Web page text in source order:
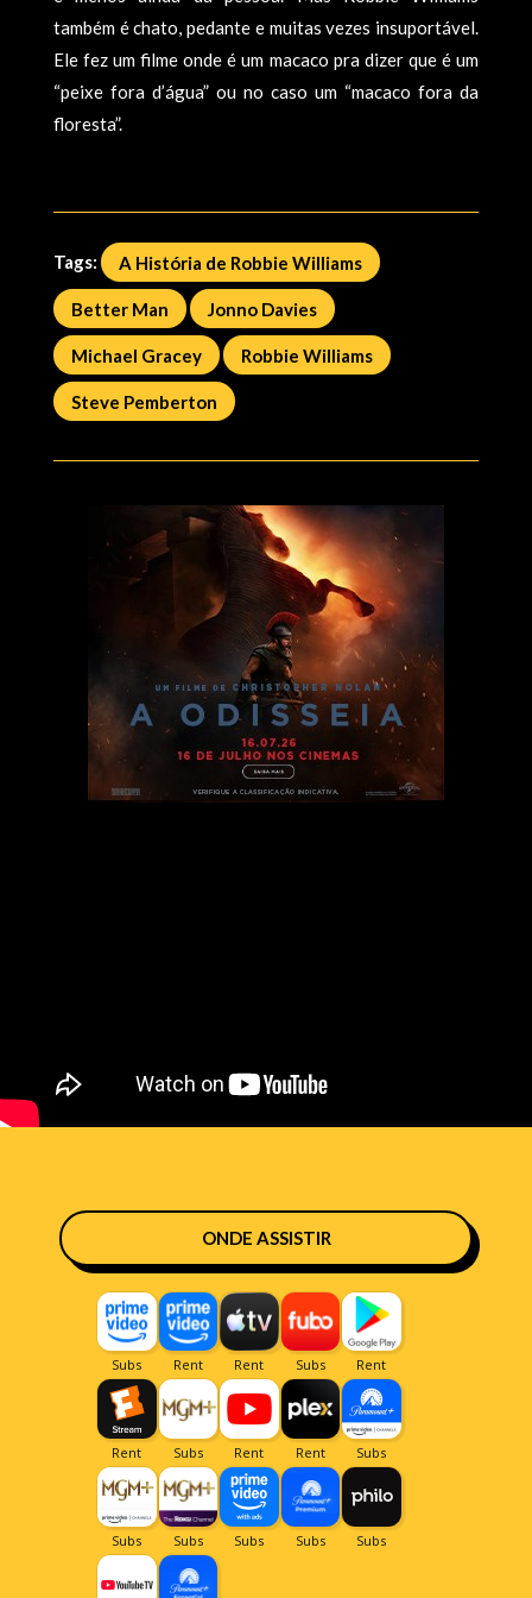
também é chato, pedante e muitas vezes insuportável.
Ele fez um filme onde é um macaco pra dizer que é um
“peixe fora d’água” ou no caso um “macaco fora da
floresta”.
Tags: A História de Robbie Williams
Better Man Jonno Davies
Michael Gracey Robbie Williams
Steve Pemberton
ONDE ASSISTIR